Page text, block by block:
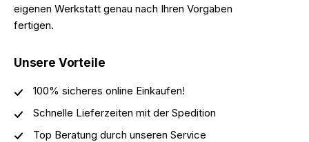
eigenen Werkstatt genau nach Ihren Vorgaben
fertigen.
Unsere Vorteile
100% sicheres online Einkaufen!
Schnelle Lieferzeiten mit der Spedition
Top Beratung durch unseren Service